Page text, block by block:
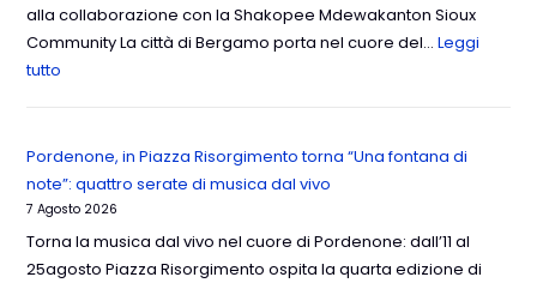
alla collaborazione con la Shakopee Mdewakanton Sioux
Community La città di Bergamo porta nel cuore del…Leggi
tutto
Pordenone, in Piazza Risorgimento torna “Una fontana di
note”: quattro serate di musica dal vivo
7 Agosto 2026
Torna la musica dal vivo nel cuore di Pordenone: dall’11 al
25agosto Piazza Risorgimento ospita la quarta edizione di